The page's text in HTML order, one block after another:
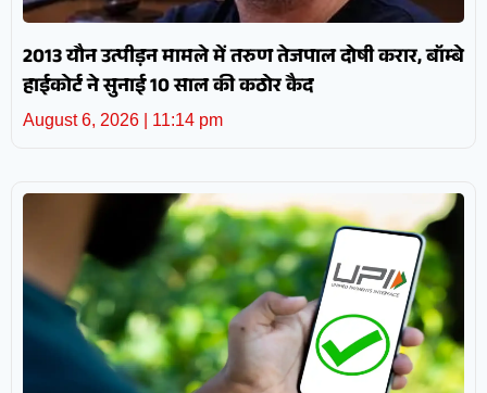
2013 यौन उत्पीड़न मामले में तरुण तेजपाल दोषी करार, बॉम्बे
हाईकोर्ट ने सुनाई 10 साल की कठोर कैद
August 6, 2026 11:14 pm